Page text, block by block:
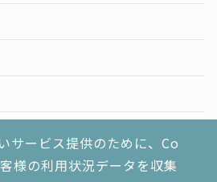
サービス提供のために、Co
様の利用状況データを収集